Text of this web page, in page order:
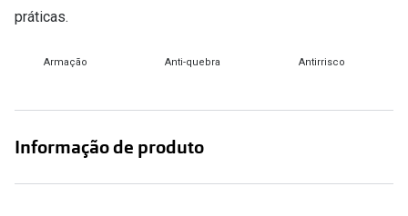
práticas.
Armação Anti-quebra Antirrisco
Informação de produto